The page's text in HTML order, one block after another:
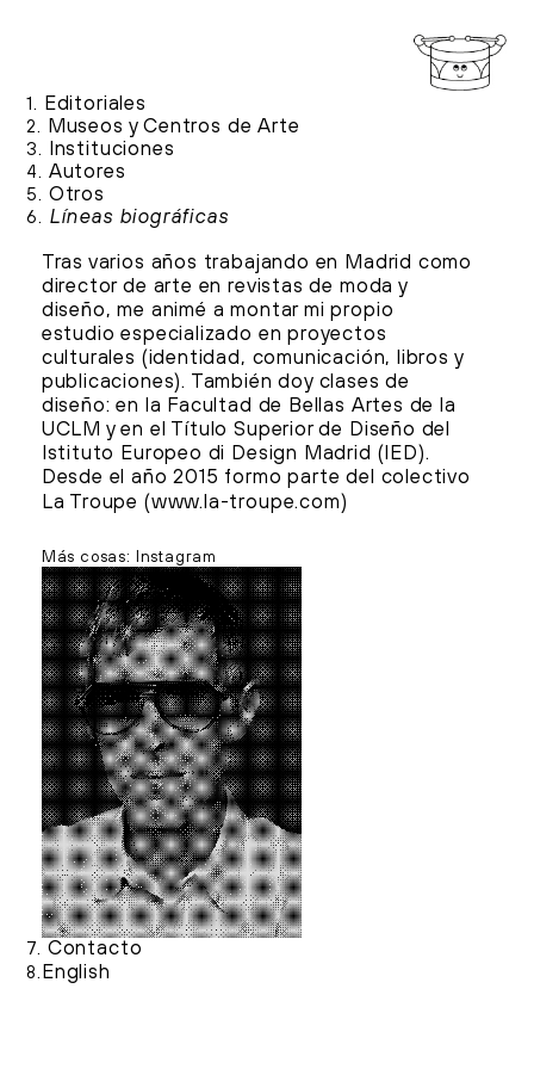
1. Editoriales
2. Museos y Centros de Arte
3. Instituciones
4. Autores
5. Otros
6. Líneas biográficas
Tras varios años trabajando en Madrid como
director de arte en revistas de moda y
diseño, me animé a montar mi propio
estudio especializado en proyectos
culturales (identidad, comunicación, libros y
publicaciones). También doy clases de
diseño: en la Facultad de Bellas Artes de la
UCLM y en el Título Superior de Diseño del
Istituto Europeo di Design Madrid (IED).
Desde el año 2015 formo parte del colectivo
La Troupe (www.la-troupe.com)
Más cosas: Instagram
7. Contacto
8.English